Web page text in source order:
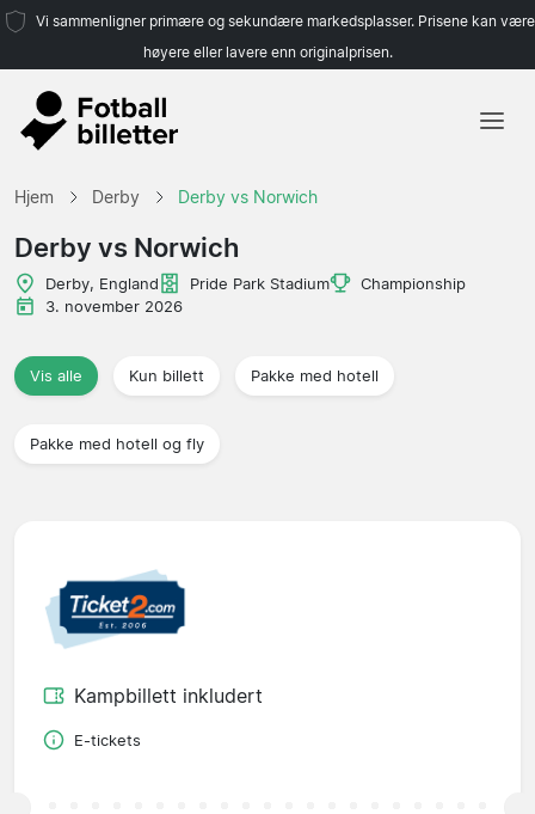
Vi sammenligner primære og sekundære markedsplasser. Prisene kan være
høyere eller lavere enn originalprisen.
Hjem Derby Derby vs Norwich
Derby vs Norwich
Derby, England Pride Park Stadium
Championship
3. november 2026
Vis alle Kun billett Pakke med hotell
Pakke med hotell og fly
Kampbillett inkludert
E-tickets